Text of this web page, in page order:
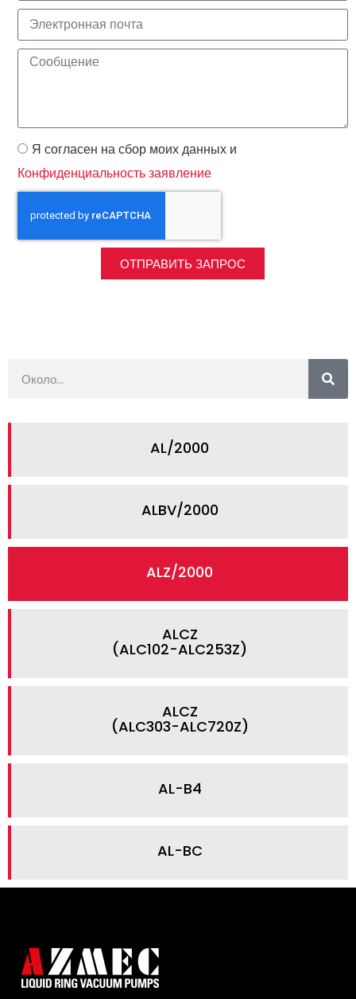
Я согласен на сбор моих данных и
Конфиденциальность заявление
ОТПРАВИТЬ ЗАПРОС
AL/2000
ALBV/2000
ALZ/2000
ALCZ
(ALC102-ALC253Z)
ALCZ
(ALC303-ALC720Z)
AL-B4
AL-BC